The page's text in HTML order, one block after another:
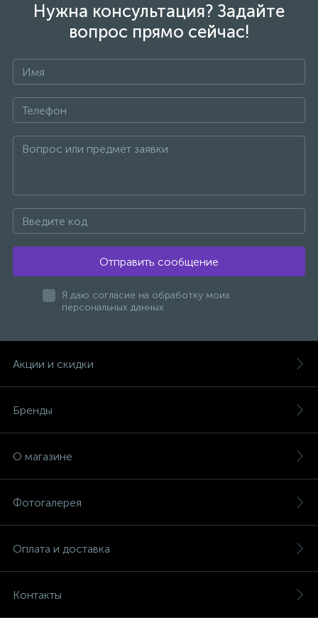
Нужна консультация? Задайте
вопрос прямо сейчас!
Отправить сообщение
Я даю согласие на обработку моих
персональных данных
Акции и скидки
Бренды
О магазине
Фотогалерея
Оплата и доставка
Контакты